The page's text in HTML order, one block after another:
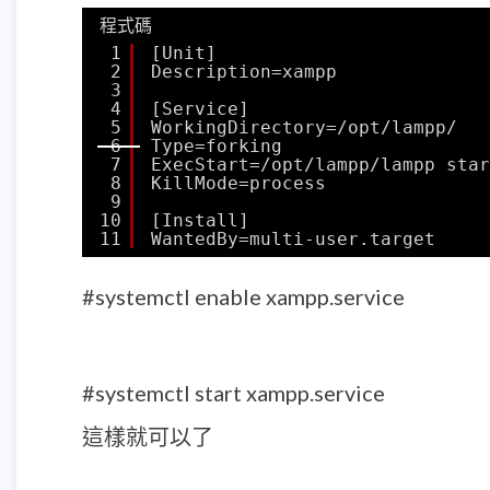
程式碼
1
2
3
4
5
6
7
8
9
10
11
[Unit]
Description=xampp
[Service]
WorkingDirectory=/opt/lampp/
Type=forking
ExecStart=/opt/lampp/lampp
KillMode=process
[Install]
WantedBy=multi-user.target
#systemctl enable xampp.service
#systemctl start xampp.service
這樣就可以了